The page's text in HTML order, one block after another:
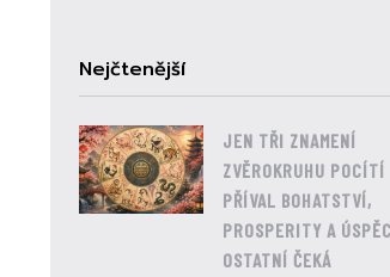
Nejčtenější
JEN TŘI ZNAMENÍ
ZVĚROKRUHU POCÍTÍ
PŘÍVAL BOHATSTVÍ,
PROSPERITY A
OSTATNÍ ČEKÁ